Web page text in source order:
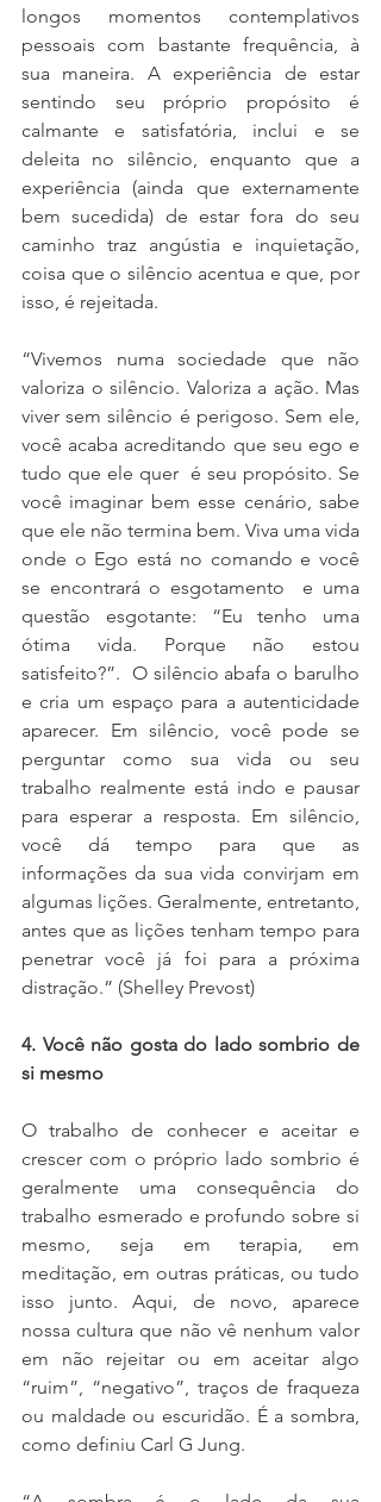
longos momentos contemplativos
pessoais com bastante frequência, à
sua maneira. A experiência de estar
sentindo seu próprio propósito é
calmante e satisfatória, inclui e se
deleita no silêncio, enquanto que a
experiência (ainda que externamente
bem sucedida) de estar fora do seu
caminho traz angústia e inquietação,
coisa que o silêncio acentua e que, por
isso, é rejeitada.
“Vivemos numa sociedade que não
valoriza o silêncio. Valoriza a ação. Mas
viver sem silêncio é perigoso. Sem ele,
você acaba acreditando que seu ego e
tudo que ele quer  é seu propósito. Se
você imaginar bem esse cenário, sabe
que ele não termina bem. Viva uma vida
onde o Ego está no comando e você
se encontrará o esgotamento  e uma
questão esgotante: “Eu tenho uma
ótima vida. Porque não estou
satisfeito?”.  O silêncio abafa o barulho
e cria um espaço para a autenticidade
aparecer. Em silêncio, você pode se
perguntar como sua vida ou seu
trabalho realmente está indo e pausar
para esperar a resposta. Em silêncio,
você dá tempo para que as
informações da sua vida convirjam em
algumas lições. Geralmente, entretanto,
antes que as lições tenham tempo para
penetrar você já foi para a próxima
distração.” (Shelley Prevost)
4. Você não gosta do lado sombrio de
si mesmo
O trabalho de conhecer e aceitar e
crescer com o próprio lado sombrio é
geralmente uma consequência do
trabalho esmerado e profundo sobre si
mesmo, seja em terapia, em
meditação, em outras práticas, ou tudo
isso junto. Aqui, de novo, aparece
nossa cultura que não vê nenhum valor
em não rejeitar ou em aceitar algo
“ruim”, “negativo”, traços de fraqueza
ou maldade ou escuridão. É a sombra,
como definiu Carl G Jung.